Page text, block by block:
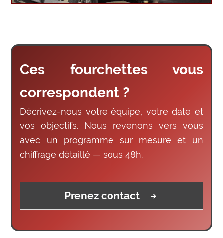
Ces fourchettes vous
correspondent ?
Décrivez-nous votre équipe, votre date et
vos objectifs. Nous revenons vers vous
avec un programme sur mesure et un
chiffrage détaillé — sous 48h.
Prenez contact